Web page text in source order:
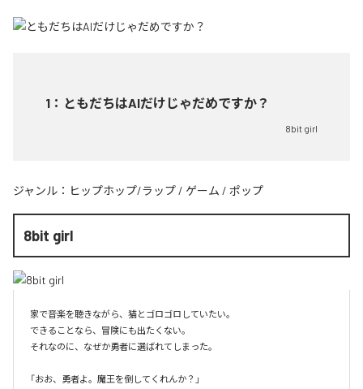
1 ： ともだちはAIだけじゃだめですか？
8bit girl
ジャンル： ヒップホップ/ラップ / ゲーム / ポップ
8bit girl
家で音楽を聴きながら、猫とゴロゴロしていたい。
できることなら、冒険にも出たくない。
それなのに、なぜか勇者に選ばれてしまった。